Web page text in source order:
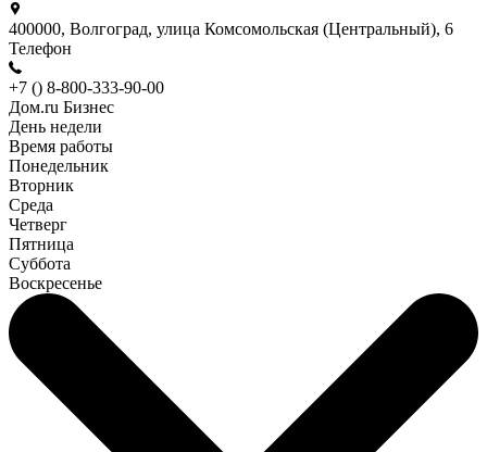
400000, Волгоград, улица Комсомольская (Центральный), 6
Телефон
+7 () 8-800-333-90-00
Дом.ru Бизнес
День недели
Время работы
Понедельник
Вторник
Среда
Четверг
Пятница
Суббота
Воскресенье